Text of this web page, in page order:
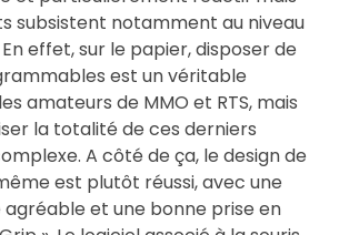
subsistent notamment au niveau
effet, sur le papier, disposer de
est un véritable
amateurs de MMO et RTS, mais
la totalité de ces derniers
A côté de ça, le design de
est plutôt réussi, avec une
et une bonne prise en